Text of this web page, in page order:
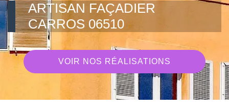
ARTISAN FAÇADIER
CARROS 06510
VOIR NOS RÉALISATIONS